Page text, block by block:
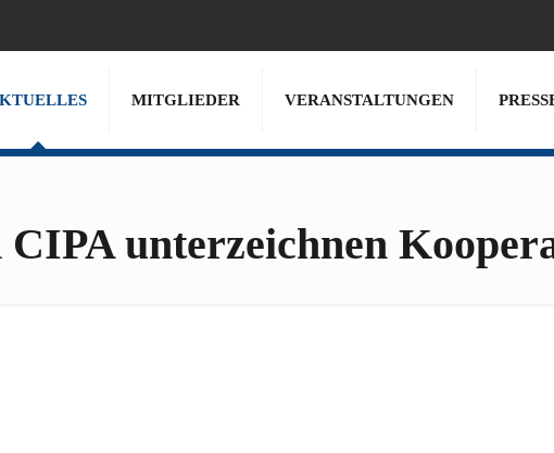
MITGLIEDER VERANSTALTUNGEN
unterzeichnen